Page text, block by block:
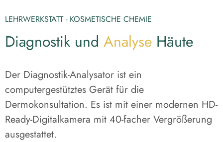
LEHRWERKSTATT - KOSMETISCHE CHEMIE
Diagnostik und Analyse Häute
Der Diagnostik-Analysator ist ein
computergestütztes Gerät für die
Dermokonsultation. Es ist mit einer modernen HD-
Ready-Digitalkamera mit 40-facher Vergrößerung
ausgestattet.